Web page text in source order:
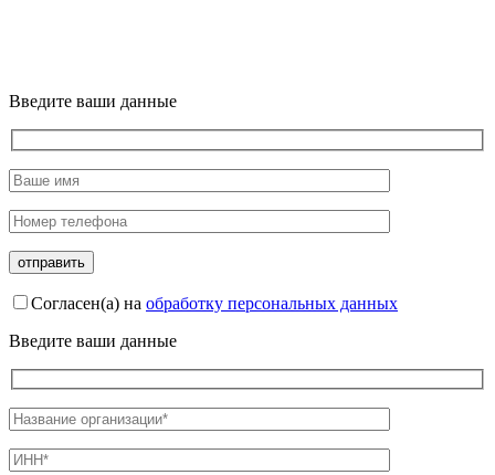
Введите ваши данные
Согласен(а) на обработку персональных данных
Введите ваши данные